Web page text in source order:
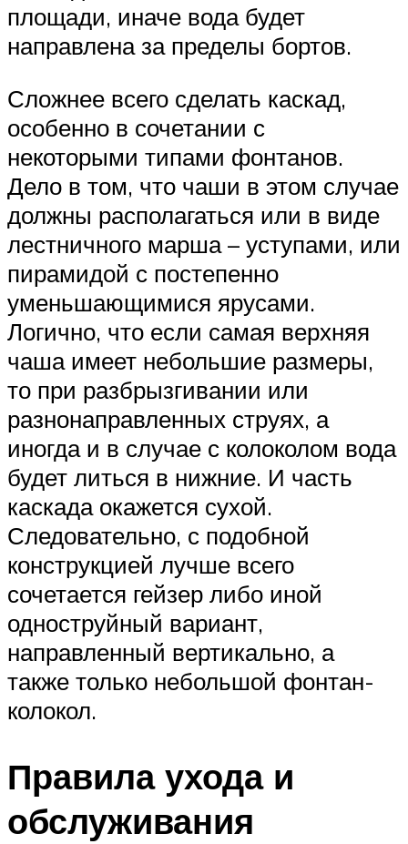
площади, иначе вода будет
направлена за пределы бортов.
Сложнее всего сделать каскад,
особенно в сочетании с
некоторыми типами фонтанов.
Дело в том, что чаши в этом случае
должны располагаться или в виде
лестничного марша – уступами, или
пирамидой с постепенно
уменьшающимися ярусами.
Логично, что если самая верхняя
чаша имеет небольшие размеры,
то при разбрызгивании или
разнонаправленных струях, а
иногда и в случае с колоколом вода
будет литься в нижние. И часть
каскада окажется сухой.
Следовательно, с подобной
конструкцией лучше всего
сочетается гейзер либо иной
одноструйный вариант,
направленный вертикально, а
также только небольшой фонтан-
колокол.
Правила ухода и
обслуживания